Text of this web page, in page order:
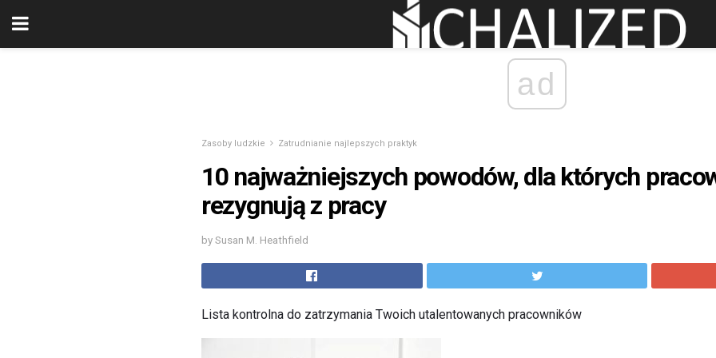
ad
Zasoby ludzkie Zatrudnianie najlepszych praktyk
10 najważniejszych powodów, dla których
rezygnują z pracy
by Susan M. Heathfield
Lista kontrolna do zatrzymania Twoich utalentowanych pracowników